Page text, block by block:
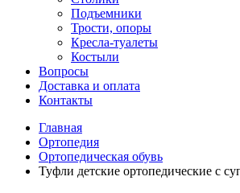
Подъемники
Трости, опоры
Кресла-туалеты
Костыли
Вопросы
Доставка и оплата
Контакты
Главная
Ортопедия
Ортопедическая обувь
Туфли детские ортопедические с